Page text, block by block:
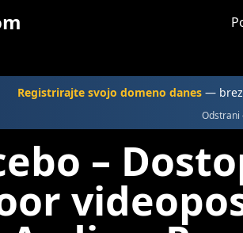
Registrirajte svojo domeno danes —
Odstrani
–